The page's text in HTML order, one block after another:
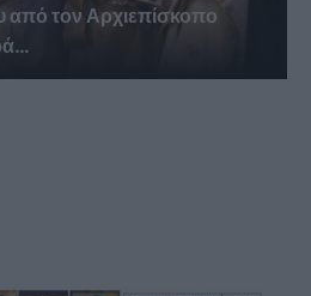
από τον Αρχιεπίσκοπο